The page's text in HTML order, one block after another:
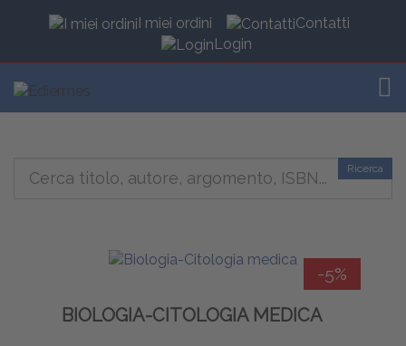
I miei ordini
Contatti
Login
Ricerca
-5%
BIOLOGIA-CITOLOGIA MEDICA